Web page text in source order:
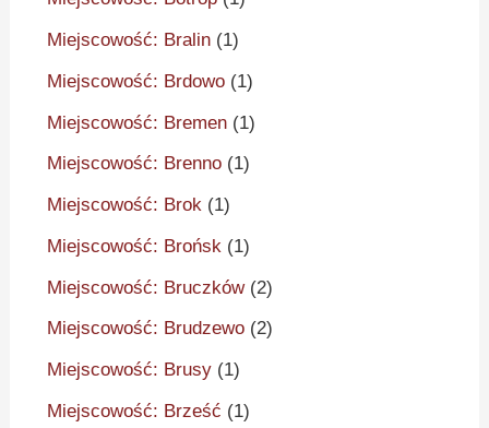
Miejscowość: Bralin (1)
Miejscowość: Brdowo (1)
Miejscowość: Bremen (1)
Miejscowość: Brenno (1)
Miejscowość: Brok (1)
Miejscowość: Brońsk (1)
Miejscowość: Bruczków(2)
Miejscowość: Brudzewo (2)
Miejscowość: Brusy (1)
Miejscowość: Brześć (1)